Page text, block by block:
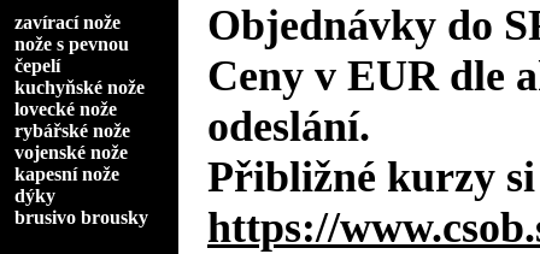
zavírací nože
nože s pevnou
čepelí
kuchyňské nože
lovecké nože
rybářské nože
vojenské nože
kapesní nože
dýky
brusivo brousky
Objednávky do
Ceny v EUR dle
odeslání.
Přibližné kurzy si
https://